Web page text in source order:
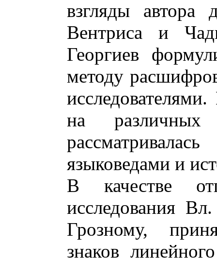
взгляды автора
Вентриса и
Георгиев
методу
на
языковедами и
В качестве
исследования
Грозному,
знаков